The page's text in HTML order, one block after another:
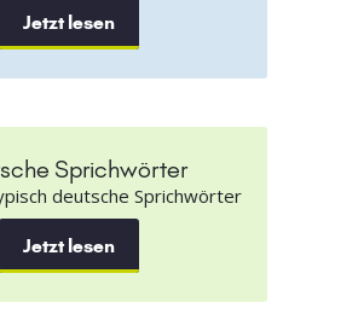
Jetzt lesen
Sprichwörter
deutsche Sprichwörter
Jetzt lesen